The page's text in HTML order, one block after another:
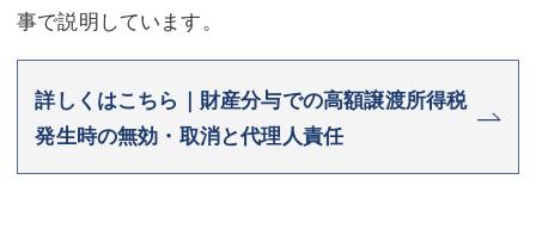
事で説明しています。
詳しくはこちら｜財産分与での高額譲渡所得税
発生時の無効・取消と代理人責任